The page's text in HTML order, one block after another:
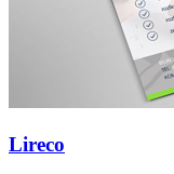
Lireco